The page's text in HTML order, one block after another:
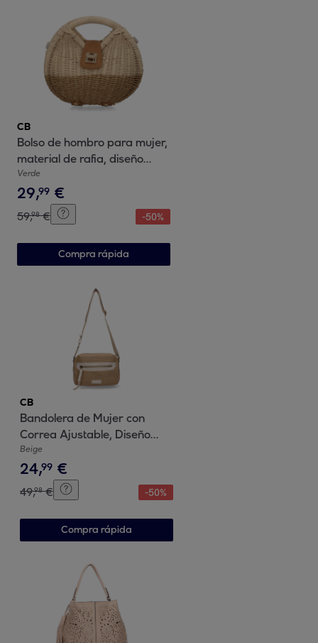
CB
Bolso de hombro para mujer,
material de rafia, diseño
elegante y moderno ideal
para verano
Verde
29,99 €
59,98 € -50%
Compra rápida
CB
Bandolera de Mujer con
Correa Ajustable, Diseño
Moderno
Beige
24,99 €
49,98 € -50%
Compra rápida